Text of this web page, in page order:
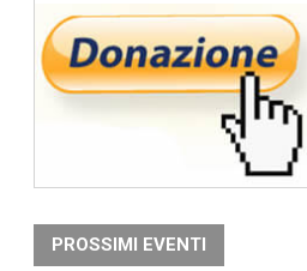
PROSSIMI EVENTI